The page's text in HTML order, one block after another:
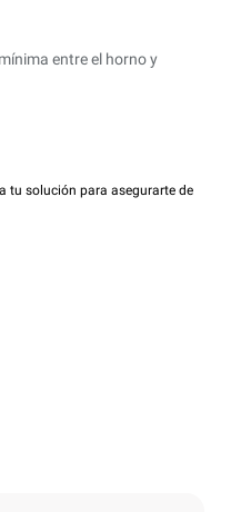
entre el horno y
tu solución para asegurarte de